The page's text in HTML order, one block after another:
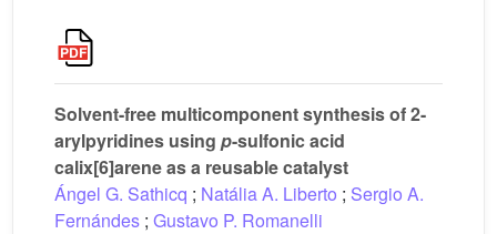
Solvent-free multicomponent synthesis of 2-
arylpyridines using p-sulfonic acid
calix[6]arene as a reusable catalyst
Ángel G. Sathicq ; Natália A. Liberto ; Sergio A.
Fernándes ; Gustavo P. Romanelli